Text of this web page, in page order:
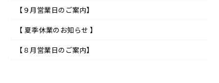
【９月営業日のご案内】
【 夏季休業のお知らせ 】
【８月営業日のご案内】